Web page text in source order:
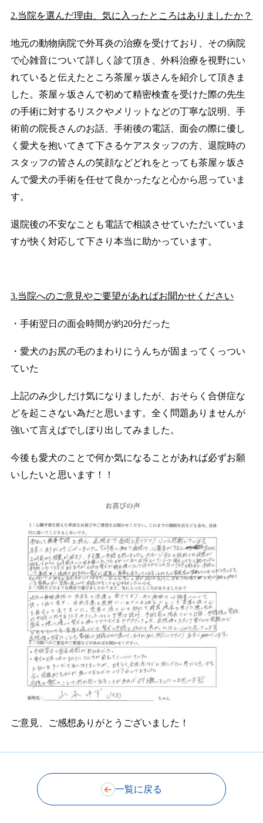
2.当院を選んだ理由、気に入ったところはありましたか？
地元の動物病院で外耳炎の治療を受けており、その病院
で心雑音について詳しく診て頂き、外科治療を視野にい
れていると伝えたところ茶屋ヶ坂さんを紹介して頂きま
した。茶屋ヶ坂さんで初めて精密検査を受けた際の先生
の手術に対するリスクやメリットなどの丁寧な説明、手
術前の院長さんのお話、手術後の電話、面会の際に優し
く愛犬を抱いてきて下さるケアスタッフの方、退院時の
スタッフの皆さんの笑顔などどれをとっても茶屋ヶ坂さ
んで愛犬の手術を任せて良かったなと心から思っていま
す。
退院後の不安なことも電話で相談させていただいていま
すが快く対応して下さり本当に助かっています。
3.当院へのご意見やご要望があればお聞かせください
・手術翌日の面会時間が約20分だった
・愛犬のお尻の毛のまわりにうんちが固まってくっつい
ていた
上記のみ少しだけ気になりましたが、おそらく合併症な
どを起こさない為だと思います。全く問題ありませんが
強いて言えばでしぼり出してみました。
今後も愛犬のことで何か気になることがあれば必ずお願
いしたいと思います！！
ご意見、ご感想ありがとうございました！
一覧に戻る